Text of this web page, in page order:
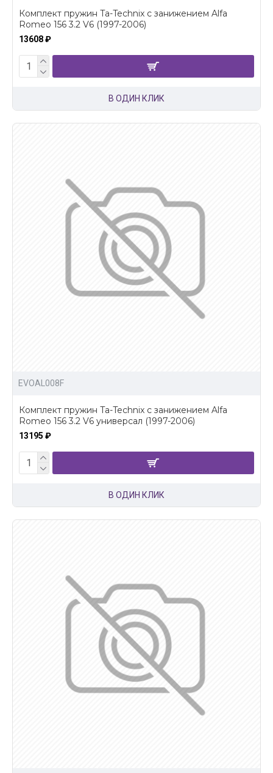
Комплект пружин Ta-Technix с занижением Alfa
Romeo 156 3.2 V6 (1997-2006)
13608 ₽
В ОДИН КЛИК
EVOAL008F
Комплект пружин Ta-Technix с занижением Alfa
Romeo 156 3.2 V6 универсал (1997-2006)
13195 ₽
В ОДИН КЛИК